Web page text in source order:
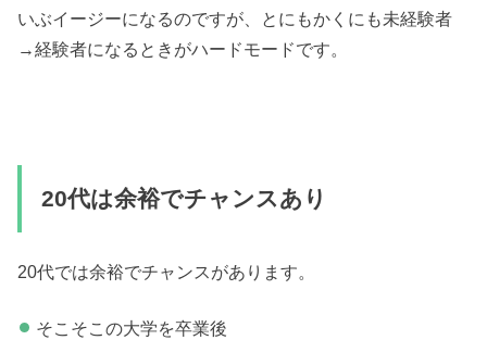
いぶイージーになるのですが、とにもかくにも未経験者
→経験者になるときがハードモードです。
20代は余裕でチャンスあり
20代では余裕でチャンスがあります。
そこそこの大学を卒業後